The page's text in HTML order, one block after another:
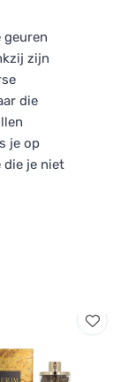
geuren
zijn
die
je op
die je niet